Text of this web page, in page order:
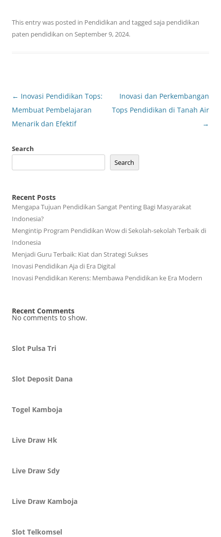
This entry was posted in Pendidikan and tagged saja pendidikan
paten pendidikan on September 9, 2024.
Post
navigation
← Inovasi Pendidikan Tops:
Membuat Pembelajaran
Menarik dan Efektif
Inovasi dan Perkembangan
Tops Pendidikan di Tanah Air
→
Search
Search
Recent Posts
Mengapa Tujuan Pendidikan Sangat Penting Bagi Masyarakat
Indonesia?
Mengintip Program Pendidikan Wow di Sekolah-sekolah Terbaik di
Indonesia
Menjadi Guru Terbaik: Kiat dan Strategi Sukses
Inovasi Pendidikan Aja di Era Digital
Inovasi Pendidikan Kerens: Membawa Pendidikan ke Era Modern
Recent Comments
No comments to show.
Slot Pulsa Tri
Slot Deposit Dana
Togel Kamboja
Live Draw Hk
Live Draw Sdy
Live Draw Kamboja
Slot Telkomsel